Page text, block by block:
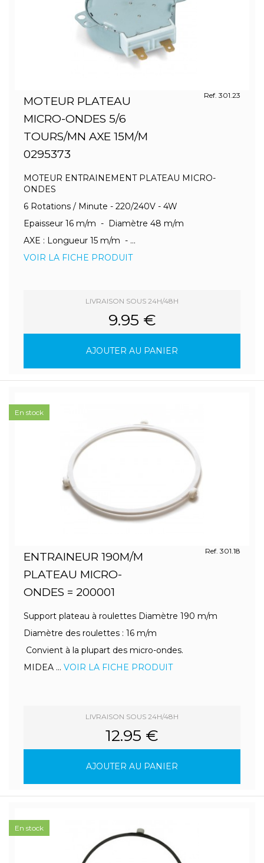
MOTEUR PLATEAU
MICRO-ONDES 5/6
TOURS/MN AXE 15M/M
0295373
Ref. 301.23
MOTEUR ENTRAINEMENT PLATEAU MICRO-
ONDES
6 Rotations / Minute - 220/240V - 4W
Epaisseur 16 m/m - Diamètre 48 m/m
AXE : Longueur 15 m/m - ...
VOIR LA FICHE PRODUIT
LIVRAISON SOUS 24H/48H
9.95 €
AJOUTER AU PANIER
ENTRAINEUR 190M/M
PLATEAU MICRO-
ONDES = 200001
Ref. 301.18
Support plateau à roulettes Diamètre 190 m/m
Diamètre des roulettes : 16 m/m
Convient à la plupart des micro-ondes.
MIDEA ... VOIR LA FICHE PRODUIT
LIVRAISON SOUS 24H/48H
12.95 €
AJOUTER AU PANIER
En stock
En stock